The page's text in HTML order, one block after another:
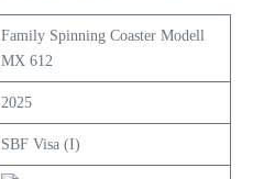
Family Spinning Coaster Modell
MX 612
2025
SBF Visa (I)